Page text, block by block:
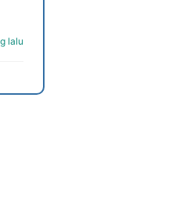
lalu